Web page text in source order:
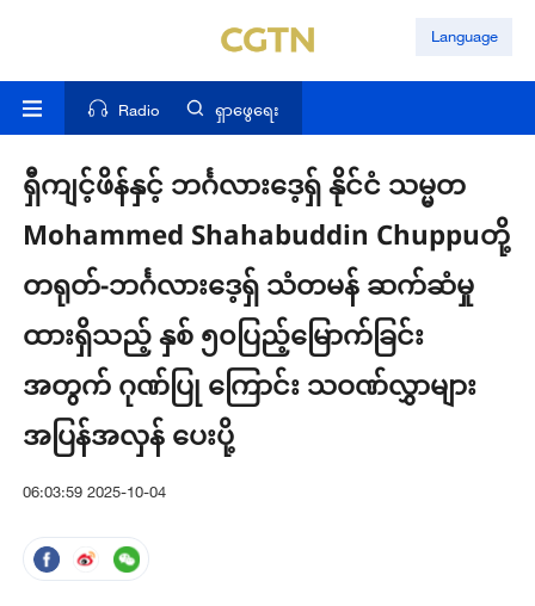
Language
Radio ရှာဖွေရေး
ရှီကျင့်ဖိန်နှင့် ဘင်္ဂလားဒေ့ရှ် နိုင်ငံ သမ္မတ
Mohammed Shahabuddin Chuppuတို့
တရုတ်-ဘင်္ဂလားဒေ့ရှ် သံတမန် ဆက်ဆံမှု
ထားရှိသည့် နှစ် ၅၀ပြည့်မြောက်ခြင်း
အတွက် ဂုဏ်ပြု ကြောင်း သဝဏ်လွှာများ
အပြန်အလှန် ပေးပို့
06:03:59 2025-10-04